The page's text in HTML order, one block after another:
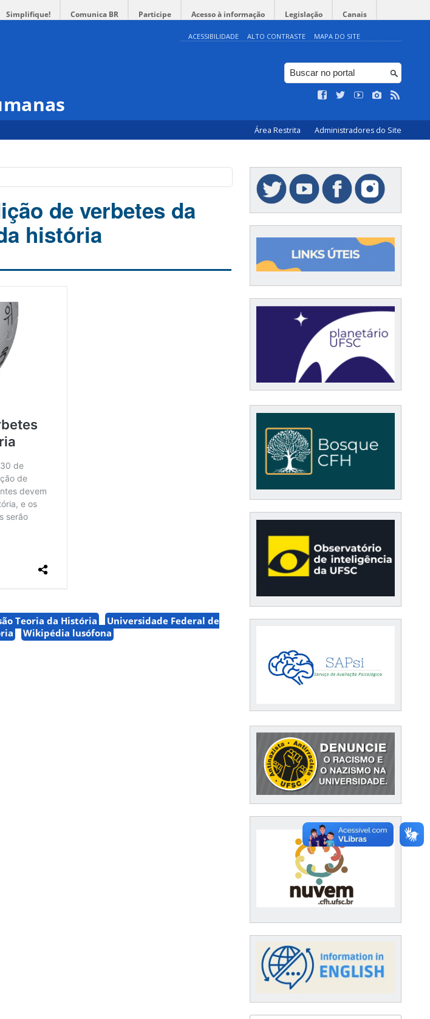
Simplifique! Comunica BR Participe Acesso à informação Legislação Canais
ACESSIBILIDADE ALTO CONTRASTE MAPA DO SITE
Área Restrita Administradores do Site
de verbetes da
história
Teoria da História
Universidade Federal de
Wikipédia lusófona